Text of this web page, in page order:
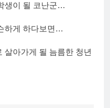
생이 될 코난군…
하게 하다보면…
살아가게 될 늠름한 청년